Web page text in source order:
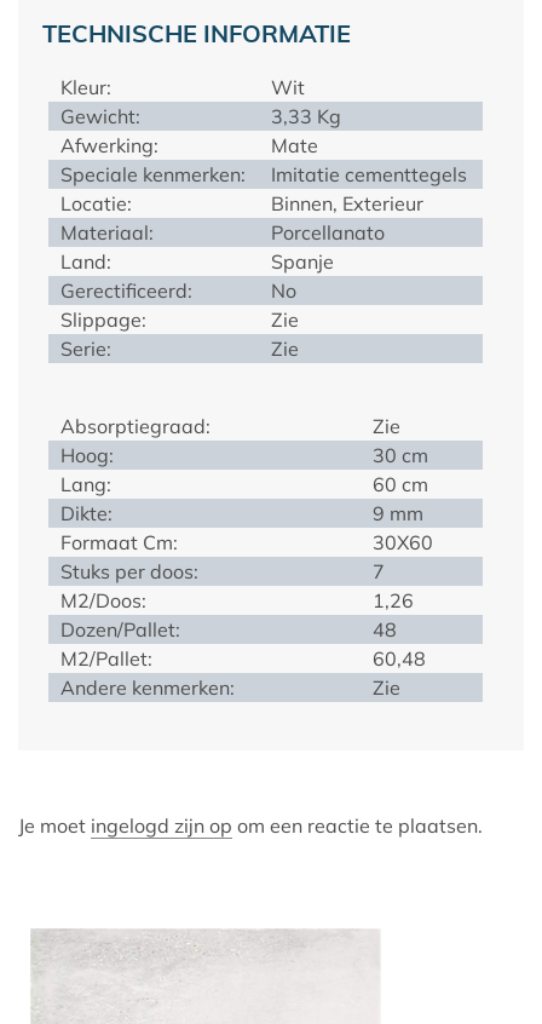
TECHNISCHE INFORMATIE
Kleur:
Wit
Gewicht:
3,33 Kg
Afwerking:
Mate
Speciale kenmerken:
Imitatie cementtegels
Locatie:
Binnen, Exterieur
Materiaal:
Porcellanato
Land:
Spanje
Gerectificeerd:
No
Slippage:
Zie
Serie:
Zie
Absorptiegraad:
Zie
Hoog:
30 cm
Lang:
60 cm
Dikte:
9 mm
Formaat Cm:
30X60
Stuks per doos:
7
M2/Doos:
1,26
Dozen/Pallet:
48
M2/Pallet:
60,48
Andere kenmerken:
Zie
Je moet ingelogd zijn op om een reactie te plaatsen.